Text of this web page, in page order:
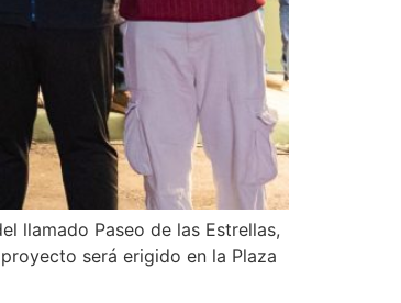
llamado Paseo de las Estrellas,
será erigido en la Plaza